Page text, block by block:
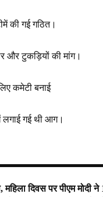
की गई गठित।
और टुकड़ियों की मांग।
कमेटी बनाई
लगाई गई थी आग।
दिवस पर पीएम मोदी